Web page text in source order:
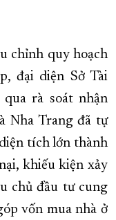
chỉnh quy hoạch
đại diện Sở Tài
rà soát nhận
Nha Trang đã tự
tích lớn thành
khiếu kiện xảy
chủ đầu tư cung
vốn mua nhà ở